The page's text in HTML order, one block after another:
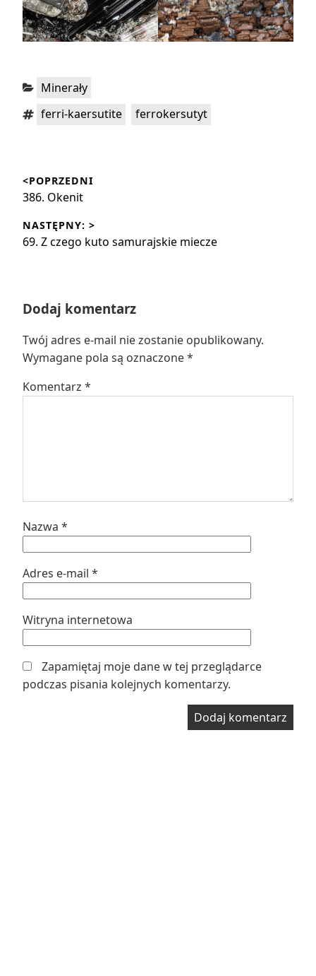
Kategorie:
Minerały
Tagi:ferri-kaersutite ferrokersutyt
wpisu
<POPRZEDNI
Poprzedni
386. Okenit
NASTĘPNY: >
Następny
69. Z czego kuto samurajskie miecze
Dodaj komentarz
Twój adres e-mail nie zostanie opublikowany.
Wymagane pola są oznaczone*
Komentarz *
Nazwa *
Adres e-mail *
Witryna internetowa
Zapamiętaj moje dane w tej przeglądarce
podczas pisania kolejnych komentarzy.